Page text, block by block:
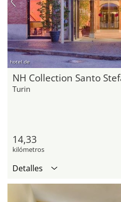
hotel.de
NH Collection Santo
Turin
14,33
kilómetros
Detalles